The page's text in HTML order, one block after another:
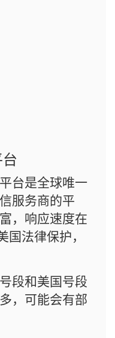
台是全球唯一
服务商的平
，响应速度在
法律保护，
段和美国号段
，可能会有部